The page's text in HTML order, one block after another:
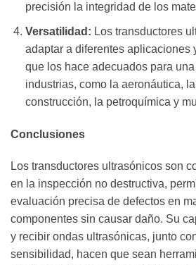
precisión la integridad de los
Versatilidad: Los transductores
adaptar a diferentes aplicaciones
que los hace adecuados para
industrias, como la aeronáutica,
construcción, la petroquímica y
Conclusiones
Los transductores ultrasónicos son
en la inspección no destructiva,
evaluación precisa de defectos en
componentes sin causar daño. Su
y recibir ondas ultrasónicas, junto
sensibilidad, hacen que sean